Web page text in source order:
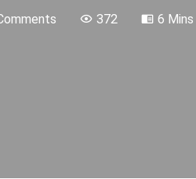
372 6 Mins